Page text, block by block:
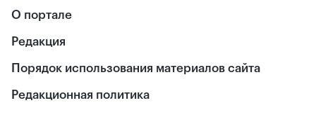
О портале
Редакция
Порядок использования материалов сайта
Редакционная политика